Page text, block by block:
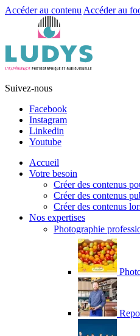
Accéder au contenu Accéder au
Suivez-nous
Facebook
Instagram
Linkedin
Youtube
Accueil
Votre besoin
Créer des contenus
Créer des contenus
Créer des contenus
Nos expertises
Photographie